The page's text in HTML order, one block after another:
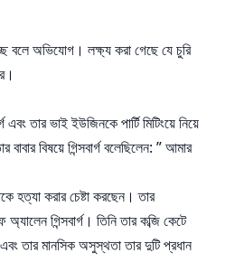
বলে অভিযোগ। লক্ষ্য করা গেছে যে চুরি
তার ভাই ইউজিনকে পার্টি মিটিংয়ে নিয়ে
বিষয়ে গিন্সবার্গ বলেছিলেন: ” আমার
হত্যা করার চেষ্টা করছেন। তার
গিন্সবার্গ। তিনি তার কব্জি কেটে
এবং তার মানসিক অসুস্থতা তার দুটি প্রধান